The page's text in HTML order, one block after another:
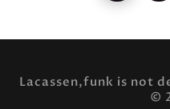
Lacassen,funk is not
©